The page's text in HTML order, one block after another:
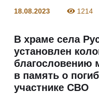
18.08.2023 1214
В храме села
установлен
благословению
в память о
участнике СВО